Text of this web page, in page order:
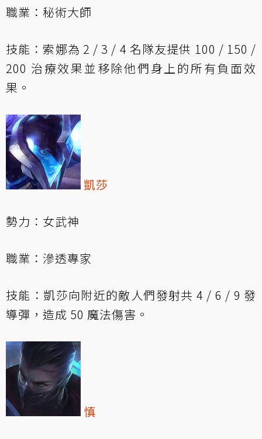
職業：秘術大師
技能：索娜為 2 / 3 / 4 名隊友提供 100 / 150 /
200 治療效果並移除他們身上的所有負面效
果。
凱莎
勢力：女武神
職業：滲透專家
技能：凱莎向附近的敵人們發射共 4 / 6 / 9 發
導彈，造成 50 魔法傷害。
慎